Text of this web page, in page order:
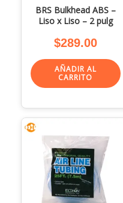
BRS Bulkhead ABS –
Liso x Liso – 2 pulg
$289.00
AÑADIR AL
CARRITO